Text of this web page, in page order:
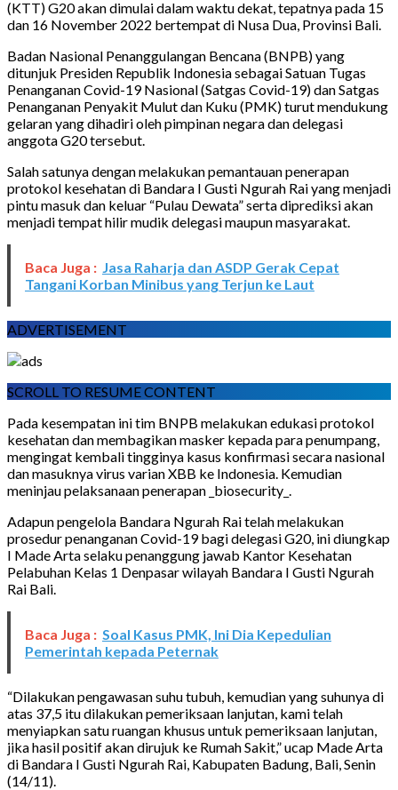
(KTT) G20 akan dimulai dalam waktu dekat, tepatnya pada 15
dan 16 November 2022 bertempat di Nusa Dua, Provinsi Bali.
Badan Nasional Penanggulangan Bencana (BNPB) yang
ditunjuk Presiden Republik Indonesia sebagai Satuan Tugas
Penanganan Covid-19 Nasional (Satgas Covid-19) dan Satgas
Penanganan Penyakit Mulut dan Kuku (PMK) turut mendukung
gelaran yang dihadiri oleh pimpinan negara dan delegasi
anggota G20 tersebut.
Salah satunya dengan melakukan pemantauan penerapan
protokol kesehatan di Bandara I Gusti Ngurah Rai yang menjadi
pintu masuk dan keluar “Pulau Dewata” serta diprediksi akan
menjadi tempat hilir mudik delegasi maupun masyarakat.
Baca Juga : Jasa Raharja dan ASDP Gerak Cepat
Tangani Korban Minibus yang Terjun ke Laut
ADVERTISEMENT
SCROLL TO RESUME CONTENT
Pada kesempatan ini tim BNPB melakukan edukasi protokol
kesehatan dan membagikan masker kepada para penumpang,
mengingat kembali tingginya kasus konfirmasi secara nasional
dan masuknya virus varian XBB ke Indonesia. Kemudian
meninjau pelaksanaan penerapan _biosecurity_.
Adapun pengelola Bandara Ngurah Rai telah melakukan
prosedur penanganan Covid-19 bagi delegasi G20, ini diungkap
I Made Arta selaku penanggung jawab Kantor Kesehatan
Pelabuhan Kelas 1 Denpasar wilayah Bandara I Gusti Ngurah
Rai Bali.
Baca Juga : Soal Kasus PMK, Ini Dia Kepedulian
Pemerintah kepada Peternak
“Dilakukan pengawasan suhu tubuh, kemudian yang suhunya di
atas 37,5 itu dilakukan pemeriksaan lanjutan, kami telah
menyiapkan satu ruangan khusus untuk pemeriksaan lanjutan,
jika hasil positif akan dirujuk ke Rumah Sakit,” ucap Made Arta
di Bandara I Gusti Ngurah Rai, Kabupaten Badung, Bali, Senin
(14/11).